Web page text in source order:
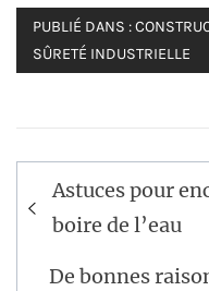
PUBLIÉ DANS :
SÛRETÉ INDUSTRIELLE
Navigation
de
Astuces pour
boire de l’eau
De bonnes